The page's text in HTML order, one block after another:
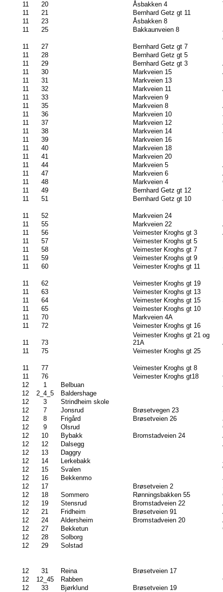
11
20 Åsbakken 4
11
21 Bernhard Getz gt 11
11
23 Åsbakken 8
11
25 Bakkaunveien 8
11 27 Bernhard Getz gt 7
11
28 Bernhard Getz gt 5
11
29 Bernhard Getz gt 3
11
30 Markveien 15
11
31 Markveien 13
11
32 Markveien 11
11
33 Markveien 9
11
35 Markveien 8
11
36 Markveien 10
11
37 Markveien 12
11
38 Markveien 14
11
39 Markveien 16
11
40 Markveien 18
11
41 Markveien 20
11
44 Markveien 5
11
47 Markveien 6
11
48 Markveien 4
11
49 Bernhard Getz gt 12
11
51 Bernhard Getz gt 10
11 52 Markveien 24
11
55 Markveien 22
11
56 Veimester Kroghs gt 3
11
57 Veimester Kroghs gt 5
11
58 Veimester Kroghs gt 7
11
59 Veimester Kroghs gt 9
11
60 Veimester Kroghs gt 11
11 62 Veimester Kroghs gt 19
11
63 Veimester Kroghs gt 13
11
64 Veimester Kroghs gt 15
11
65 Veimester Kroghs gt 10
11
70 Markveien 4A
11
72 Veimester Kroghs gt 16
11 73
Veimester Kroghs gt 21 og
21A
11
75 Veimester Kroghs gt 25
11 77 Veimester Kroghs gt 8
11
76 Veimester Kroghs gt18
12
1 Belbuan
12
2_4_5 Baldershage
12
3
Strindheim skole
12
7 Jonsrud Brøsetvegen 23
12
8 Frigård Brøsetveien 26
12
9 Olsrud
12
10 Bybakk Bromstadveien 24
12
12 Dalsegg
12
13 Daggry
12
14 Lerkebakk
12
15 Svalen
12
16 Bekkenmo
12
17 Brøsetveien 2
12
18 Sommero Rønningsbakken 55
12
19 Stensrud Bromstadveien 22
12
21 Fridheim Brøsetveien 91
12
24 Aldersheim Bromstadveien 20
12
27 Bekketun
12
28 Solborg
12
29 Solstad
12 31 Reina Brøsetveien 17
12
12_45 Rabben
12
33 Bjørklund Brøsetveien 19